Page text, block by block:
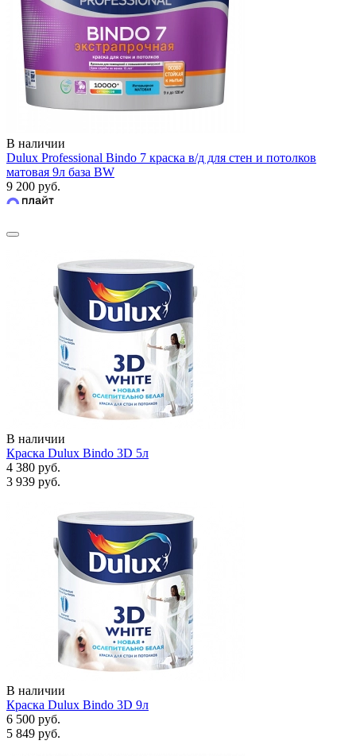
В наличии
Dulux Professional Bindo 7 краска в/д для стен и потолков
матовая 9л база BW
9 200 руб.
В наличии
Краска Dulux Bindo 3D 5л
4 380 руб.
3 939 руб.
В наличии
Краска Dulux Bindo 3D 9л
6 500 руб.
5 849 руб.